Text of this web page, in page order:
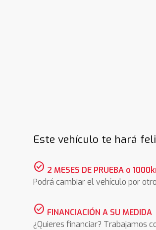
Este vehículo te hará
check_circle 2 MESES DE PRUEBA o
Podrá cambiar el vehículo por
check_circle FINANCIACIÓN A SU MEDIDA
¿Quieres financiar? Trabajamos